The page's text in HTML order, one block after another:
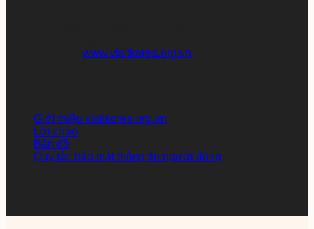
www.visitkorea.org.vn
Giới thiệu visitkorea.org.vn
Lời chào
Bản đồ
Quy tắc bảo mật thông tin người dùng